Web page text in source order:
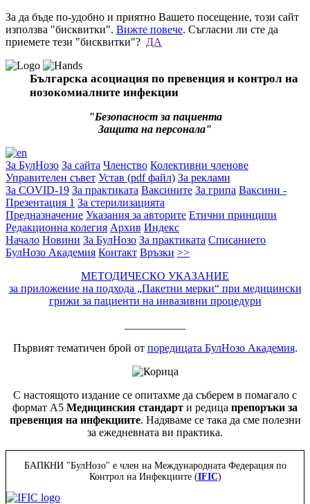
За да бъде по-удобно и приятно Вашето посещение, този сайт
използва "бисквитки". Вижте повече. Съгласни ли сте да
приемете тези "бисквитки"? ДА
Българска асоциация по превенция и контрол на
нозокомиалните инфекции
"Безопасност за пациента
Защита на персонала"
За БулНозо За сайта Членство Колективни членове
Управителен съвет Устав (pdf файл) За реклами
За COVID-19 За практиката Ваксините За грипа Ваксини -
Презентация 1 За стерилизацията
Предназначение Указания за авторите Етични принципи
Редакционна колегия Архив Индекс
Начало Новини За БулНозо За практиката Списанието
БулНозо Академия Контакт Връзки >>
МЕТОДИЧЕСКО УКАЗАНИЕ
за приложение на подхода „Пакетни мерки“ при медицински
грижи за пациенти на инвазивни процедури
Първият тематичен брой от поредицата БулНозо Академия.
С настоящото издание се опитахме да съберем в помагало с
формат А5 Медицинския стандарт и редица препоръки за
превенция на инфекциите. Надяваме се така да сме полезни
за ежедневната ви практика.
БАПКНИ "БулНозо" е член на Международната Федерация по
Контрол на Инфекциите (IFIC)